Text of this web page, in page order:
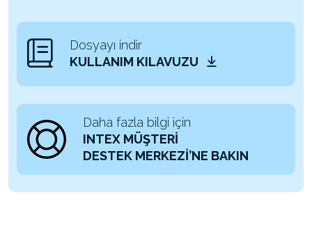
Dosyayı indir
KULLANIM KILAVUZU
Daha fazla bilgi için
INTEX MÜŞTERİ
DESTEK MERKEZİ’NE BAKIN